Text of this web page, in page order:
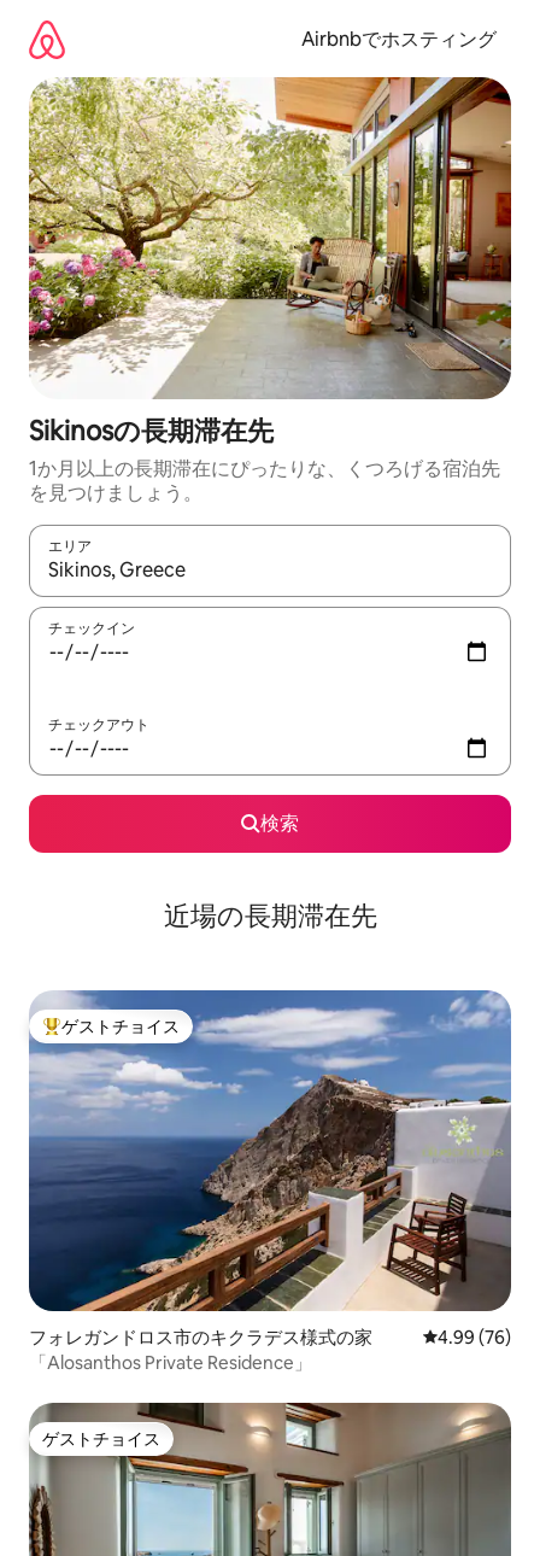
Airbnbでホスティング
Sikinosの長期滞在先
1か月以上の長期滞在にぴったりな、くつろげる宿泊先
を見つけましょう。
エリア
検索結果が表示されたら、上下の矢印キーを使って移動するか
チェックイン
チェックアウト
検索
近場の長期滞在先
大好評のゲストチョイスです。
ゲストチョイス
フォレガンドロス市のキクラデス様式の家 レビュー76
4.99 (76)
「Alosanthos Private Residence」
ゲストチョイス
ゲストチョイス